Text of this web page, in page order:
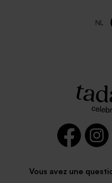
NL
Vous avez une